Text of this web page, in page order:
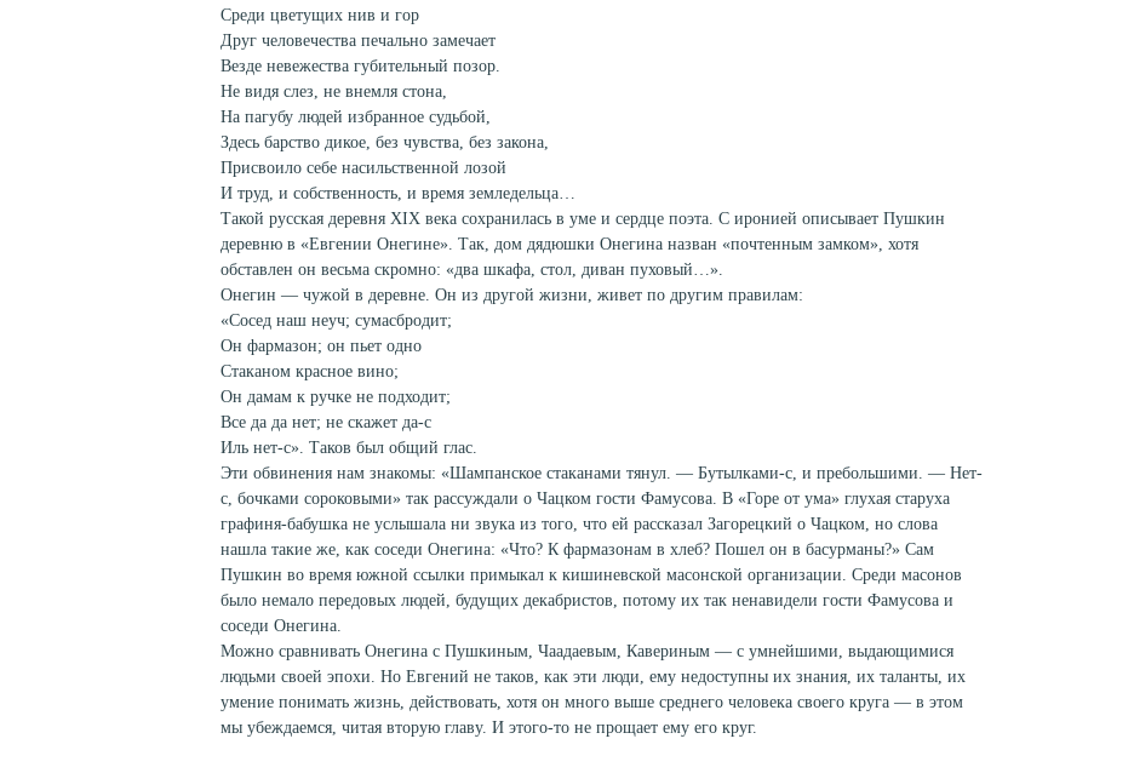
Среди цветущих нив и гор
Друг человечества печально замечает
Везде невежества губительный позор.
Не видя слез, не внемля стона,
На пагубу людей избранное судьбой,
Здесь барство дикое, без чувства, без закона,
Присвоило себе насильственной лозой
И труд, и собственность, и время земледельца…
Такой русская деревня XIX века сохранилась в уме и сердце поэта. С иронией описывает Пушкин
деревню в «Евгении Онегине». Так, дом дядюшки Онегина назван «почтенным замком», хотя
обставлен он весьма скромно: «два шкафа, стол, диван пуховый…».
Онегин — чужой в деревне. Он из другой жизни, живет по другим правилам:
«Сосед наш неуч; сумасбродит;
Он фармазон; он пьет одно
Стаканом красное вино;
Он дамам к ручке не подходит;
Все да да нет; не скажет да-с
Иль нет-с». Таков был общий глас.
Эти обвинения нам знакомы: «Шампанское стаканами тянул. — Бутылками-с, и пребольшими. — Нет-
с, бочками сороковыми» так рассуждали о Чацком гости Фамусова. В «Горе от ума» глухая старуха
графиня-бабушка не услышала ни звука из того, что ей рассказал Загорецкий о Чацком, но слова
нашла такие же, как соседи Онегина: «Что? К фармазонам в хлеб? Пошел он в басурманы?» Сам
Пушкин во время южной ссылки примыкал к кишиневской масонской организации. Среди масонов
было немало передовых людей, будущих декабристов, потому их так ненавидели гости Фамусова и
соседи Онегина.
Можно сравнивать Онегина с Пушкиным, Чаадаевым, Кавериным — с умнейшими, выдающимися
людьми своей эпохи. Но Евгений не таков, как эти люди, ему недоступны их знания, их таланты, их
умение понимать жизнь, действовать, хотя он много выше среднего человека своего круга — в этом
мы убеждаемся, читая вторую главу. И этого-то не прощает ему его круг.